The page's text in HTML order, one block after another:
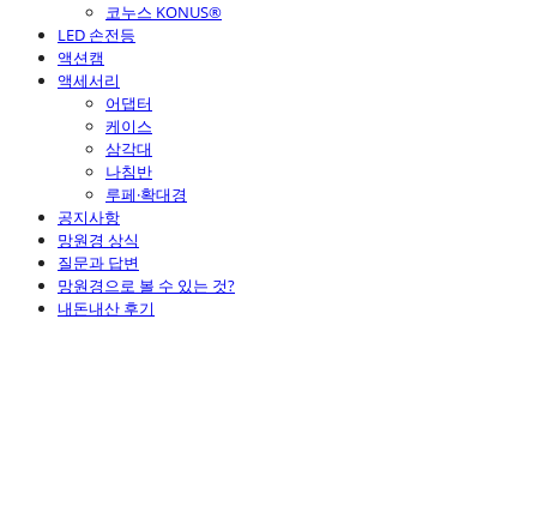
코누스 KONUS®
LED 손전등
액션캠
액세서리
어댑터
케이스
삼각대
나침반
루페·확대경
공지사항
망원경 상식
질문과 답변
망원경으로 볼 수 있는 것?
내돈내산 후기